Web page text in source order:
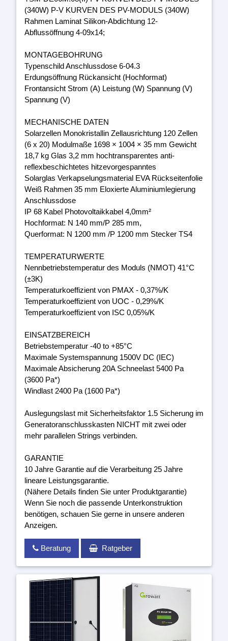
(340W) P-V KURVEN DES PV-MODULS (340W)
Rahmen Laminat Silikon-Abdichtung 12-
Abflussöffnung 4-09x14;
MONTAGEBOHRUNG
Typenschild Anschlussdose 6-04.3
Erdungsöffnung Rückansicht (Hochformat)
Frontansicht Strom (A) Leistung (W) Spannung (V)
Spannung (V)
MECHANISCHE DATEN
Solarzellen Monokristallin Zellausrichtung 120 Zellen
(6 x 20) Modulmaße 1698 × 1004 × 35 mm Gewicht
18,7 kg Glas 3,2 mm hochtransparentes anti-
reflexbeschichtetes hitzevorgespanntes
Solarglas Verkapselungsmaterial EVA Rückseitenfolie
Weiß Rahmen 35 mm Eloxierte Aluminiumlegierung
Anschlussdose
IP 68 Kabel Photovoltaikkabel 4,0mm²
Hochformat: N 140 mm/P 285 mm,
Querformat: N 1200 mm /P 1200 mm Stecker TS4
TEMPERATURWERTE
Nennbetriebstemperatur des Moduls (NMOT) 41°C
(±3K)
Temperaturkoeffizient von PMAX - 0,37%/K
Temperaturkoeffizient von UOC - 0,29%/K
Temperaturkoeffizient von ISC 0,05%/K
EINSATZBEREICH
Betriebstemperatur -40 to +85°C
Maximale Systemspannung 1500V DC (IEC)
Maximale Absicherung 20A Schneelast 5400 Pa
(3600 Pa*)
Windlast 2400 Pa (1600 Pa*)
Auslegungslast mit Sicherheitsfaktor 1.5 Sicherung im
Generatoranschlusskasten NICHT mit zwei oder
mehr parallelen Strings verbinden.
GARANTIE
10 Jahre Garantie auf die Verarbeitung 25 Jahre
lineare Leistungsgarantie.
(Nähere Details finden Sie unter Produktgarantie)
Wenn Sie noch die passende Unterkonstruktion
benötigen, schauen Sie gerne in unsere anderen
Anzeigen.
Beratung Ratgeber